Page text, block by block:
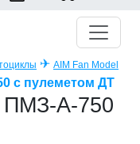
✈ AIM Fan Model
с пулеметом ДТ
ПМЗ-А-750